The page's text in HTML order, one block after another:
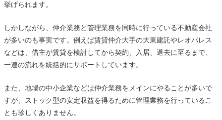
挙げられます。
しかしながら、仲介業務と管理業務を同時に行っている不動産会社
が多いのも事実です。例えば賃貸仲介大手の大東建託やレオパレス
などは、借主が賃貸を検討してから契約、入居、退去に至るまで、
一連の流れを統括的にサポートしています。
また、地場の中小企業などは仲介業務をメインにやることが多いで
すが、ストック型の安定収益を得るために管理業務を行っているこ
とも珍しくありません。